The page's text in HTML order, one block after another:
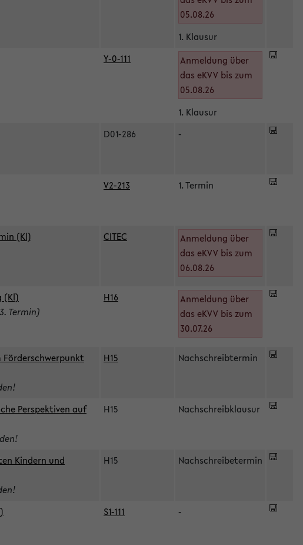
05.08.26
1. Klausur
Y-0-111
Anmeldung über
das eKVV bis zum
05.08.26
1. Klausur
D01-286 -
V2-213 1. Termin
(Kl) CITEC
Anmeldung über
das eKVV bis zum
06.08.26
(Kl)
Termin)
H16
Anmeldung über
das eKVV bis zum
30.07.26
H15 Nachschreibtermin
Perspektiven auf
H15 Nachschreibklausur
Kindern und
H15 Nachschreibetermin
S1-111 -